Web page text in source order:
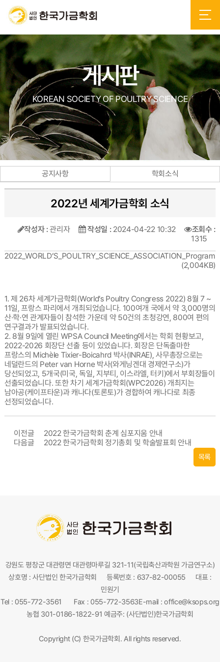
게시판
KOREAN SOCIETY OF POULTRY SCIENCE
공지사항 학회소식
2022년 세계가금학회 소식
작성자 :관리자 작성일 : 2024-04-22 10:32
조회수 :
1315
(2,004KB)
1. 제 26차 세계가금학회(World’s Poultry Congress 2022) 8월 7 ~
11일, 프랑스 파리에서 개최되었습니다. 100여개 국에서 약 3,000명의
산·학·연 관계자들이 참석한 가운데 약 50건의 초청강연, 800여 편의
연구결과가 발표되었습니다.
2. 8월 9일에 열린 WPSA Council Meeting에서는 학회 현황보고,
2022-2026 회장단 선출 등이 있었습니다. 회장은 단독출마한
프랑스의 Michèle Tixier-Boicahrd 박사(INRAE), 사무총장으로는
네덜란드의 Peter van Horne 박사(와게닝겐대 경제연구소)가
당선되었고, 5개국(미국, 독일, 지부티, 이스라엘, 터키)에서 부회장들이
선출되었습니다. 또한 차기 세계가금학회(WPC2026) 개최지는
남아공(케이프타운)과 캐나다(토론토)가 경합하여 캐나다로 최종
선정되었습니다.
이전글
2022 한국가금학회 춘계 심포지움 안내
다음글
2022 한국가금학회 정기총회 및 학술발표회 안내
목록
강원도 평창군 대관령면 대관령마루길 321-11(국립축산과학원 가금연구소)
상호명 : 사단법인 한국가금학회
등록번호 : 637-82-00055
대표 :
민원기
Tel : 055-772-3561
Fax : 055-772-3563E-mail :office@ksops.org
농협 301-0186-1822-91 예금주: (사단법인)한국가금학회
Copyright (C) 한국가금학회. All rights reserved.